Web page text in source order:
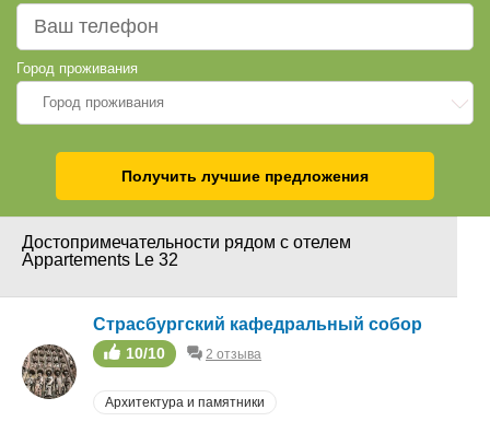
Город проживания
Город проживания
Получить лучшие предложения
Достопримечательности рядом с отелем
Appartements Le 32
Страсбургский кафедральный собор
10/10 2 отзыва
Архитектура и памятники